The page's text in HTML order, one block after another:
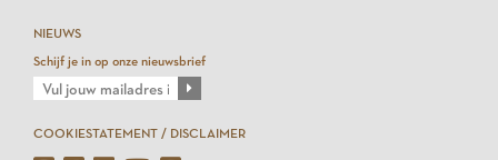
NIEUWS
Schijf je in op onze nieuwsbrief
COOKIESTATEMENT / DISCLAIMER